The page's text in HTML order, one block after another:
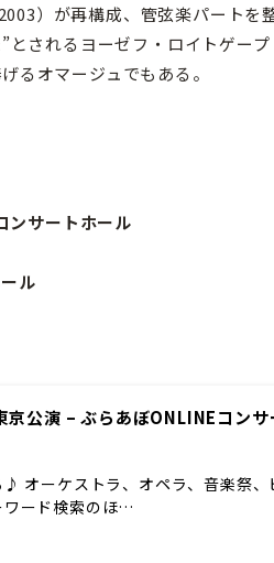
）が再構成、管弦楽パートを
されるヨーゼフ・ロイトゲー
オマージュでもある。
サートホール
ル
公演 – ぶらあぼONLINEコン
オーケストラ、オペラ、音楽祭
ワード検索のほ…